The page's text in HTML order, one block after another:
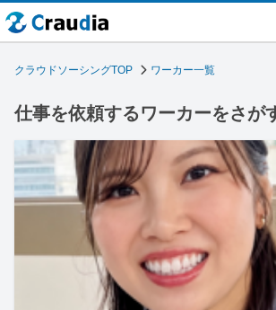
クラウドソーシングTOP ワーカー一覧
仕事を依頼するワーカーをさが